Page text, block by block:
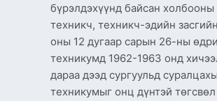
бүрэлдэхүүнд байсан
техникч, техникч-эдийн
оны 12 дугаар сарын 26-ны
техникумд 1962-1963 онд
дараа дээд сургуульд
техникумыг онц дүнтэй